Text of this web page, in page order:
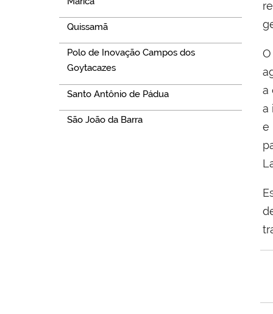
Quissamã
Polo de Inovação Campos dos
Goytacazes
Santo Antônio de Pádua
São João da Barra
a
a
e